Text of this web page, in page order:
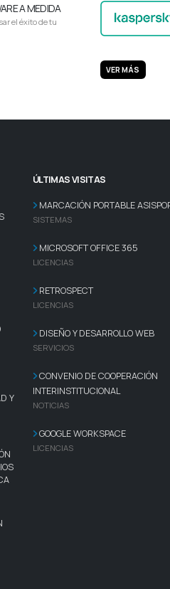
A MEDIDA
el éxito de tu
VER MÁS
Y
ÚLTIMAS VISITAS
MARCACIÓN PORTABLE
SISTEMAS
MICROSOFT OFFICE 365
LICENCIAS
RETROSPECT
LICENCIAS
DISEÑO Y DESARROLLO WEB
SERVICIOS
CONVENIO DE COOPERACIÓN
INTERINSTITUCIONAL
NOTICIAS
GOOGLE WORKSPACE
LICENCIAS